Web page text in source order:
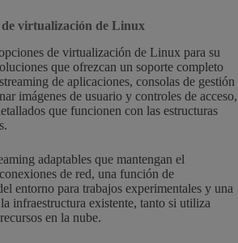
de virtualización de Linux
de virtualización de Linux para su
que ofrezcan un soporte completo
de aplicaciones, consolas de gestión
imágenes de usuario y controles de acceso,
que funcionen con las estructuras
adaptables que mantengan el
de red, una función de
entorno para trabajos experimentales y una
infraestructura existente, tanto si utiliza
en la nube.